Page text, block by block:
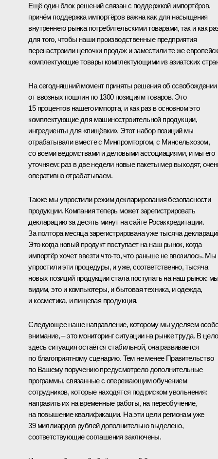
Ещё один блок решений связан с поддержкой импортёров,
причём поддержка импортёров важна как для насыщения
внутреннего рынка потребительскими товарами, так и как
для того, чтобы наши производственные предприятия
перенастроили цепочки продаж и заместили те же
комплектующие товары комплектующими из азиатских
На сегодняшний момент приняты решения об освобождении
от ввозных пошлин по 1300 позициям товаров. Это
15 процентов нашего импорта, и как раз в основном это
комплектующие для машиностроительной продукции,
ингредиенты для «пищёвки». Этот набор позиций мы
отрабатывали вместе с Минпромторгом, с Минсельхозом,
со всеми ведомствами и деловыми ассоциациями, и мы его
уточняем: раз в две недели новые пакеты мер выходят,
оперативно отрабатываем.
Также мы упростили режим декларирования безопасности
продукции. Компания теперь может зарегистрировать
декларацию за десять минут на сайте Росаккредитации.
За полтора месяца зарегистрирована уже тысяча
Это когда новый продукт поступает на наш рынок, когда
импортёр хочет ввезти что-то, что раньше не ввозилось. Мы
упростили эти процедуры, и уже, соответственно, тысяча
новых позиций продукции стала поступать на наш рынок:
видим, это и компьютеры, и бытовая техника, и одежда,
и косметика, и пищевая продукция.
Следующее наше направление, которому мы уделяем
внимание, – это мониторинг ситуации на рынке труда. В
здесь ситуация остаётся стабильной, она развивается
по благоприятному сценарию. Тем не менее Правительство
по Вашему поручению предусмотрело дополнительные
программы, связанные с опережающим обучением
сотрудников, которые находятся под риском увольнения:
направить их на временные работы, на переобучение,
на повышение квалификации. На эти цели регионам уже
39 миллиардов рублей дополнительно выделено,
соответствующие соглашения заключены.